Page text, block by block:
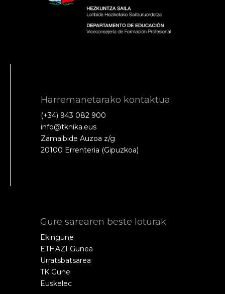
Harremanetarako kontaktua
(+34) 943 082 900
info@tknika.eus
Zamalbide Auzoa z/g
20100 Errenteria (Gipuzkoa)
Gure sarearen beste loturak
Ekingune
ETHAZI Gunea
Urratsbatsarea
TK Gune
Euskelec